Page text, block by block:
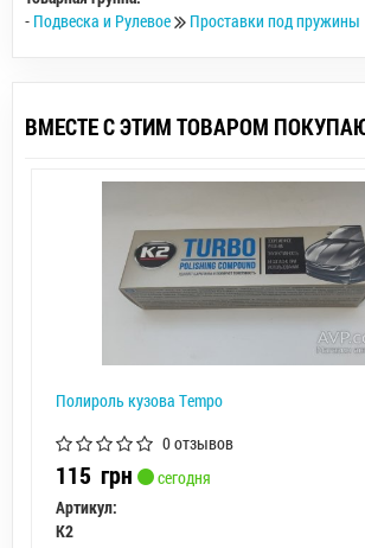
- Подвеска и Рулевое Проставки под пружины
ВМЕСТЕ С ЭТИМ ТОВАРОМ
Полироль кузова Тempo
0 отзывов
115 грн
сегодня
Артикул:
K2